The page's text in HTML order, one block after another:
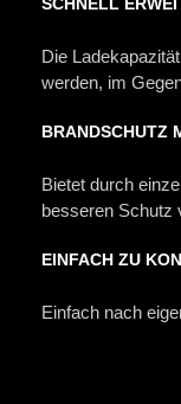
Die
werden, im
BRANDSCHUTZ
Bietet durch
besseren Schutz
EINFACH ZU
Einfach nach